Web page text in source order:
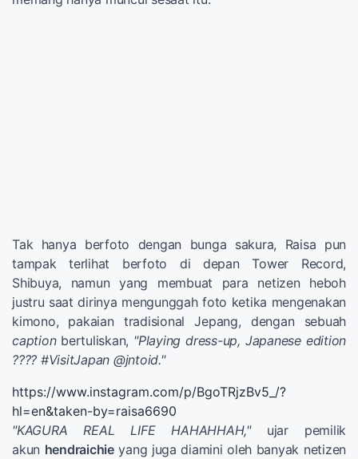
Tak hanya berfoto dengan bunga sakura, Raisa pun
tampak terlihat berfoto di depan Tower Record,
Shibuya, namun yang membuat para netizen heboh
justru saat dirinya mengunggah foto ketika mengenakan
kimono, pakaian tradisional Jepang, dengan sebuah
captionbertuliskan, "Playing dress-up, Japanese edition
???? #VisitJapan @jntoid."
https://www.instagram.com/p/BgoTRjzBv5_/?
hl=en&taken-by=raisa6690
"KAGURA REAL LIFE HAHAHHAH,"ujar pemilik
akun hendraichieyang juga diamini oleh banyak netizen